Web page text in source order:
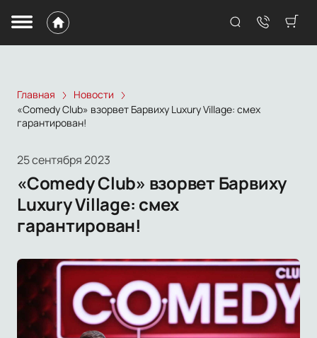
Главная
Новости
«Comedy Club» взорвет Барвиху Luxury Village: смех
гарантирован!
25 сентября 2023
«Comedy Club» взорвет Барвиху
Luxury Village: смех
гарантирован!